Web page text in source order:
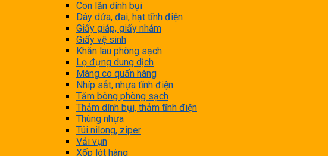
Con lăn dính bụi
Dây dứa, đai, hạt tĩnh điện
Giấy giáp, giấy nhám
Giấy vệ sinh
Khăn lau phòng sạch
Lọ đựng dung dịch
Màng co quấn hàng
Nhíp sắt, nhựa tĩnh điện
Tăm bông phòng sạch
Thảm dính bụi, thảm tĩnh điện
Thùng nhựa
Túi nilong, ziper
Vải vụn
Xốp lót hàng